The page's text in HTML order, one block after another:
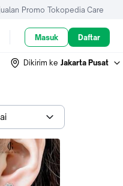
Promo Tokopedia Care
Masuk Daftar
Dikirim ke Jakarta Pusat